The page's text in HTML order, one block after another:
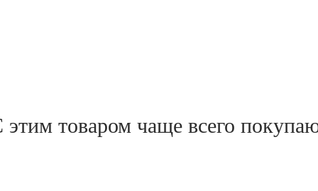
этим товаром чаще всего